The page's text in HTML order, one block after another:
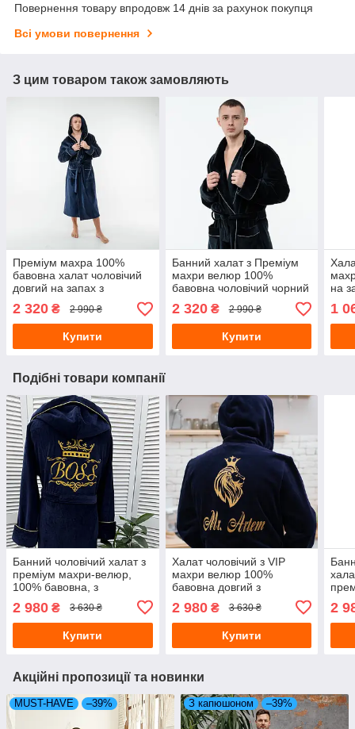
Повернення товару впродовж 14 днів за рахунок покупця
Всі умови повернення
З цим товаром також замовляють
Преміум махра 100%
бавовна халат чоловічий
довгий на запах з
капюшоном, колір темно-
синій
2 320 ₴ 2 990 ₴
Купити
Банний халат з Преміум
махри велюр 100%
бавовна чоловічий чорний
на запах без капюшона
2 320₴ 2 990 ₴
Купити
на
1
Подібні товари компанії
Банний чоловічий халат з
преміум махри-велюр,
100% бавовна, з
індивідуальною вишивкою,
з капюшоном, синього
кольору
2 980 ₴ 3 630 ₴
Купити
Халат чоловічий з VIP
махри велюр 100%
бавовна довгий з
вишивкою
2 980₴ 3 630 ₴
Купити
2
Акційні пропозиції та новинки
MUST-HAVE –39% З капюшоном –39%